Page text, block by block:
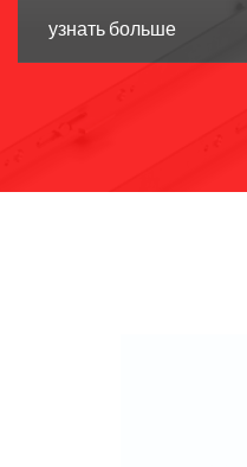
узнать больше